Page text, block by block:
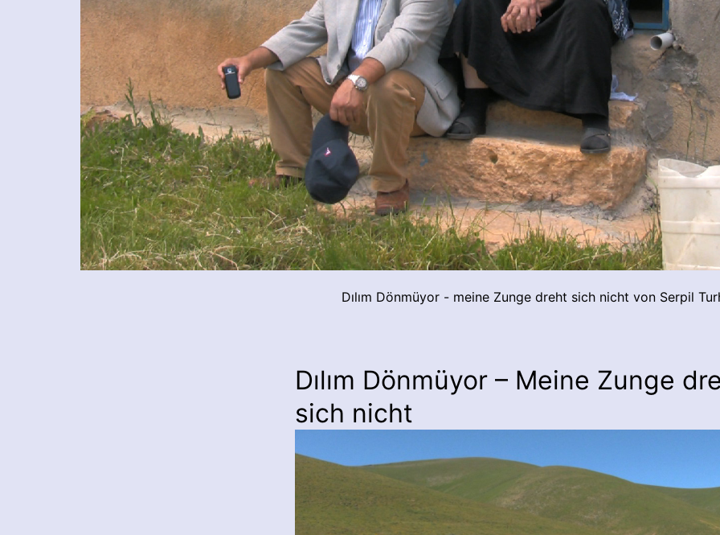
Dılım Dönmüyor - meine Zunge dreht sich nicht von Serpil
Dılım Dönmüyor – Meine Zunge
sich nicht